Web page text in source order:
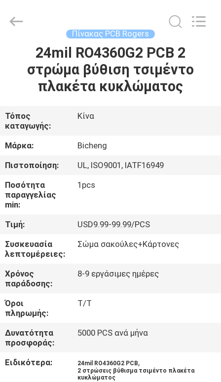
ΠΡΟΪΌΝΤΑ
ΒΊΝΤΕΟ
ΣΧΕΤΙΚΆ
ΜΕ
ΕΜΆΣ
ΕΠΙΣΚΈΨΕΙΣ
ΣΤΟ
ΕΡΓΟΣΤΆΣΙΟ
ΈΛΕΓΧΟΣ
ΠΟΙΌΤΗΤΑΣ
ΕΠΙΚΟΙΝΩΝΉΣΤΕ
ΜΑΖΊ
ΜΑΣ
Πίνακας PCB Rogers
24mil RO4360G2 PCB 2
στρώμα βύθιση τσιμέντο
πλακέτα κυκλώματος
Τόπος
καταγωγής:
Κίνα
Μάρκα:
Bicheng
Πιστοποίηση:
UL, ISO9001, IATF16949
Ποσότητα
παραγγελίας
min:
1pcs
Τιμή:
USD9.99-99.99/PCS
Συσκευασία
λεπτομέρειες:
Σώμα σακούλες+Κάρτονες
Χρόνος
παράδοσης:
8-9 εργάσιμες ημέρες
Όροι
πληρωμής:
Τ/Τ
Δυνατότητα
προσφοράς:
5000 PCS ανά μήνα
Ειδικότερα: 24mil RO4360G2 PCB,
2 στρώσεις βύθισμα τσιμέντο πλακέτα
κυκλώματος